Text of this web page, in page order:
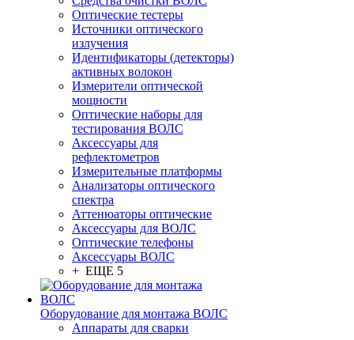
Оптические тестеры
Источники оптического
излучения
Идентификаторы (детекторы)
активных волокон
Измерители оптической
мощности
Оптические наборы для
тестирования ВОЛС
Аксессуары для
рефлектометров
Измерительные платформы
Анализаторы оптического
спектра
Аттенюаторы оптические
Аксессуары для ВОЛС
Оптические телефоны
Аксессуары ВОЛС
+ ЕЩЕ 5
Оборудование для монтажа ВОЛС
Аппараты для сварки